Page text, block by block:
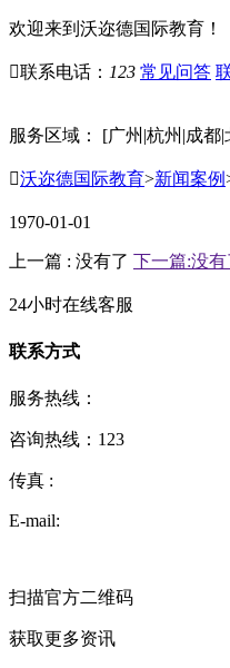
欢迎来到沃迩德国际教育！
联系电话： 123 常见问答
服务区域： [广州 |杭州 |成都|
沃迩德国际教育>新闻案例
1970-01-01
上一篇 : 没有了 下一篇:没有
24小时在线客服
联系方式
服务热线：
咨询热线： 123
传真 :
E-mail:
扫描官方二维码
获取更多资讯